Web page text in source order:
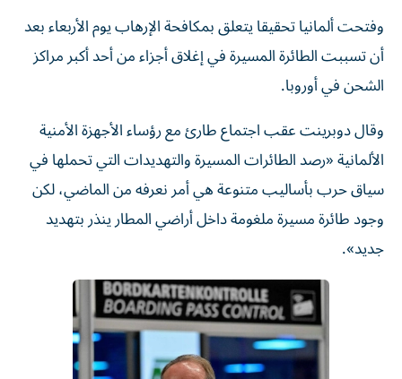
وفتحت ألمانيا تحقيقا يتعلق بمكافحة ‌الإرهاب يوم الأربعاء بعد
‌أن تسببت الطائرة المسيرة في إغلاق أجزاء من أحد أكبر مراكز
الشحن في أوروبا.
وقال دوبرينت عقب اجتماع طارئ مع رؤساء الأجهزة الأمنية
الألمانية «رصد الطائرات المسيرة والتهديدات التي تحملها في
سياق حرب بأساليب متنوعة هي ⁠أمر نعرفه من الماضي، لكن
وجود طائرة مسيرة ملغومة داخل أراضي المطار ينذر بتهديد
جديد».